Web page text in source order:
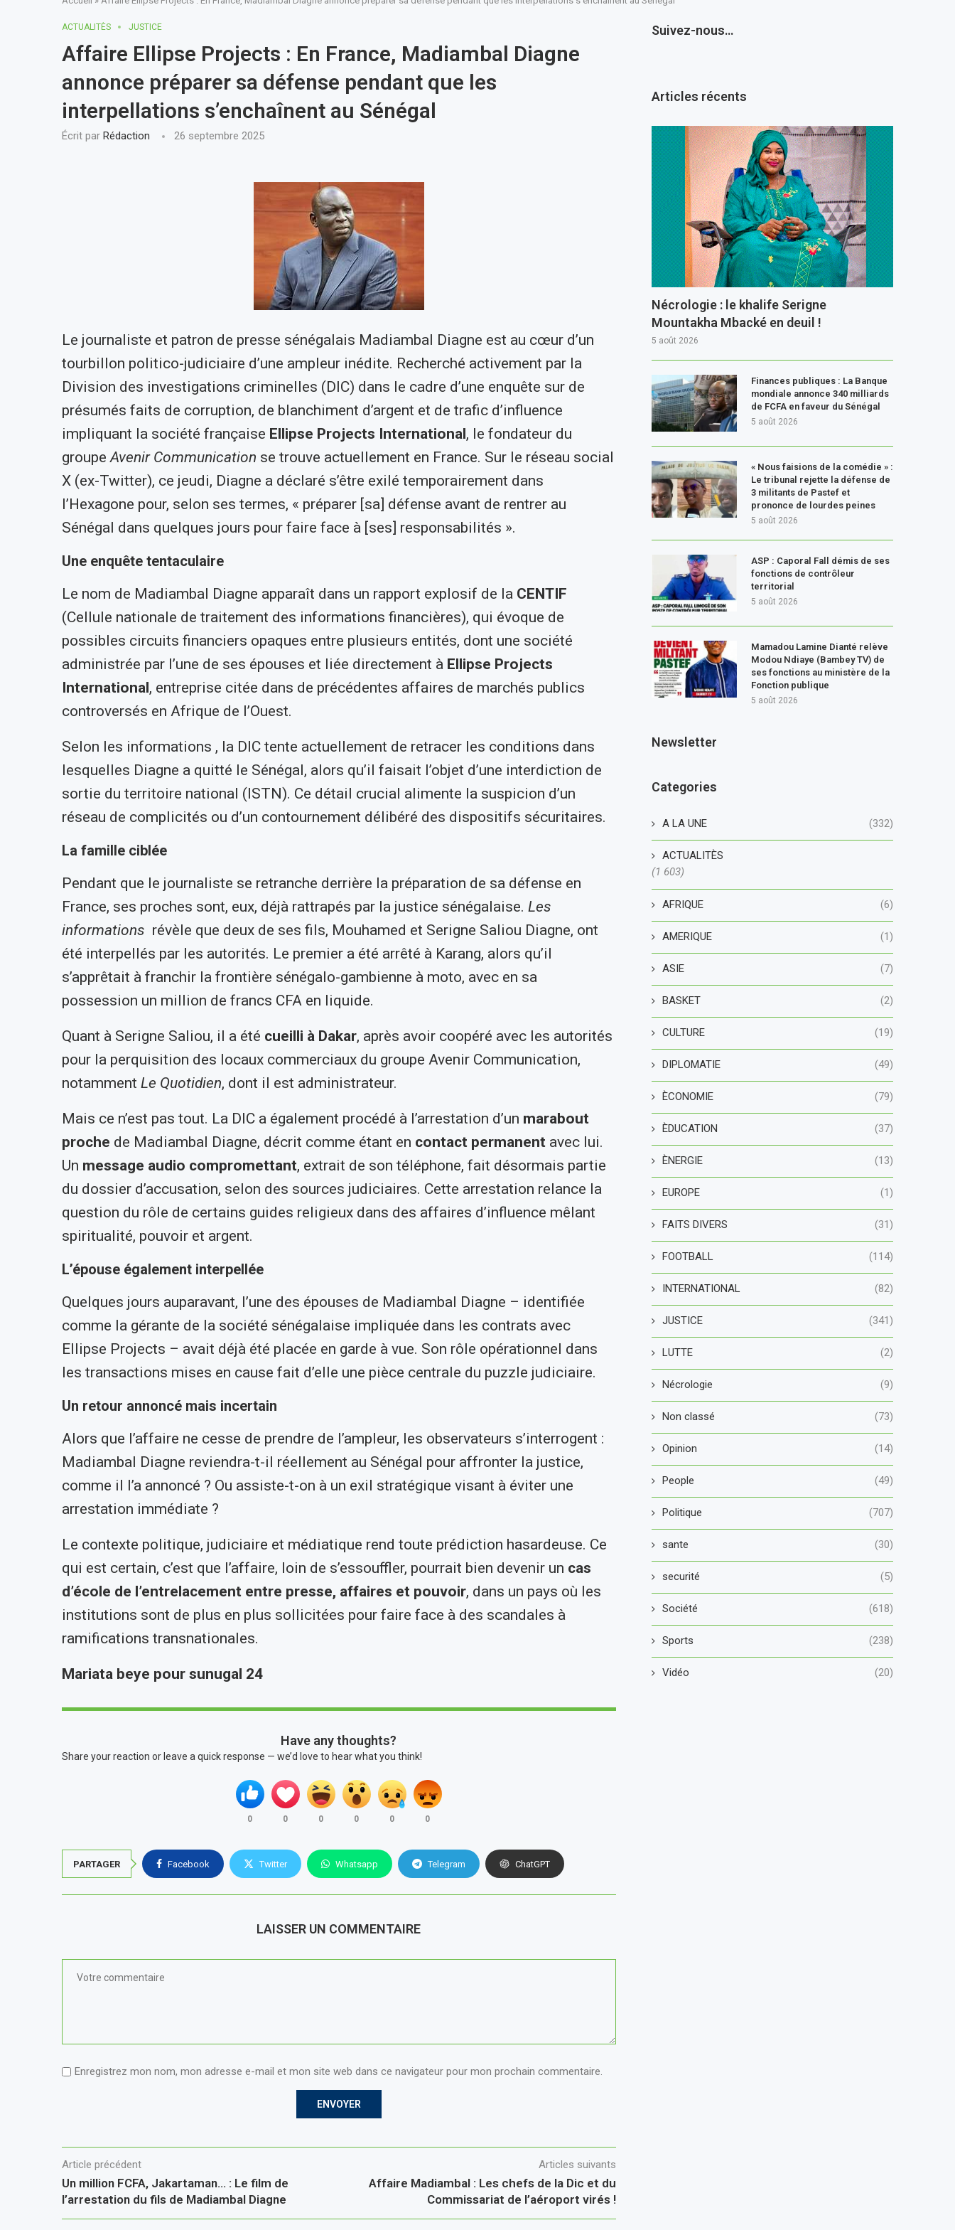
ACTUALITÈS JUSTICE
Affaire Ellipse Projects : En France, Madiambal Diagne
annonce préparer sa défense pendant que les
interpellations s’enchaînent au Sénégal
Écrit par Rédaction 26 septembre 2025
Le journaliste et patron de presse sénégalais Madiambal Diagne est au cœur d’un
tourbillon politico-judiciaire d’une ampleur inédite. Recherché activement par la
Division des investigations criminelles (DIC) dans le cadre d’une enquête sur de
présumés faits de corruption, de blanchiment d’argent et de trafic d’influence
impliquant la société française Ellipse Projects International, le fondateur du
groupeAvenir Communication se trouve actuellement en France. Sur le réseau social
X (ex-Twitter), ce jeudi, Diagne a déclaré s’être exilé temporairement dans
l’Hexagone pour, selon ses termes, « préparer [sa] défense avant de rentrer au
Sénégal dans quelques jours pour faire face à [ses] responsabilités ».
Une enquête tentaculaire
Le nom de Madiambal Diagne apparaît dans un rapport explosif de la CENTIF
(Cellule nationale de traitement des informations financières), qui évoque de
possibles circuits financiers opaques entre plusieurs entités, dont une société
administrée par l’une de ses épouses et liée directement à Ellipse Projects
International, entreprise citée dans de précédentes affaires de marchés publics
controversés en Afrique de l’Ouest.
Selon les informations , la DIC tente actuellement de retracer les conditions dans
lesquelles Diagne a quitté le Sénégal, alors qu’il faisait l’objet d’une interdiction de
sortie du territoire national (ISTN). Ce détail crucial alimente la suspicion d’un
réseau de complicités ou d’un contournement délibéré des dispositifs sécuritaires.
La famille ciblée
Pendant que le journaliste se retranche derrière la préparation de sa défense en
France, ses proches sont, eux, déjà rattrapés par la justice sénégalaise. Les
informations révèle que deux de ses fils, Mouhamed et Serigne Saliou Diagne, ont
été interpellés par les autorités. Le premier a été arrêté à Karang, alors qu’il
s’apprêtait à franchir la frontière sénégalo-gambienne à moto, avec en sa
possession un million de francs CFA en liquide.
Quant à Serigne Saliou, il a été cueilli à Dakar, après avoir coopéré avec les autorités
pour la perquisition des locaux commerciaux du groupe Avenir Communication,
notamment Le Quotidien, dont il est administrateur.
Mais ce n’est pas tout. La DIC a également procédé à l’arrestation d’un marabout
proche de Madiambal Diagne, décrit comme étant en contact permanent avec lui.
Un message audio compromettant, extrait de son téléphone, fait désormais partie
du dossier d’accusation, selon des sources judiciaires. Cette arrestation relance la
question du rôle de certains guides religieux dans des affaires d’influence mêlant
spiritualité, pouvoir et argent.
L’épouse également interpellée
Quelques jours auparavant, l’une des épouses de Madiambal Diagne – identifiée
comme la gérante de la société sénégalaise impliquée dans les contrats avec
Ellipse Projects – avait déjà été placée en garde à vue. Son rôle opérationnel dans
les transactions mises en cause fait d’elle une pièce centrale du puzzle judiciaire.
Un retour annoncé mais incertain
Alors que l’affaire ne cesse de prendre de l’ampleur, les observateurs s’interrogent :
Madiambal Diagne reviendra-t-il réellement au Sénégal pour affronter la justice,
comme il l’a annoncé ? Ou assiste-t-on à un exil stratégique visant à éviter une
arrestation immédiate ?
Le contexte politique, judiciaire et médiatique rend toute prédiction hasardeuse. Ce
qui est certain, c’est que l’affaire, loin de s’essouffler, pourrait bien devenir un cas
d’école de l’entrelacement entre presse, affaires et pouvoir, dans un pays où les
institutions sont de plus en plus sollicitées pour faire face à des scandales à
ramifications transnationales.
Mariata beye pour sunugal 24
Have any thoughts?
Share your reaction or leave a quick response — we’d love to hear what you think!
0 0 0 0 0 0
PARTAGER Facebook Twitter Whatsapp Telegram ChatGPT
LAISSER UN COMMENTAIRE
Enregistrez mon nom, mon adresse e-mail et mon site web dans ce navigateur pour mon prochain commentaire.
Article précédent
Un million FCFA, Jakartaman… : Le film de
l’arrestation du fils de Madiambal Diagne
Articles suivants
Affaire Madiambal : Les chefs de la Dic et du
Commissariat de l’aéroport virés !
Suivez-nous…
Articles récents
Nécrologie : le khalife Serigne
Mountakha Mbacké en deuil !
5 août 2026
Finances publiques : La Banque
mondiale annonce 340 milliards
de FCFA en faveur du Sénégal
5 août 2026
« Nous faisions de la comédie » :
Le tribunal rejette la défense de
3 militants de Pastef et
prononce de lourdes peines
5 août 2026
ASP : Caporal Fall démis de ses
fonctions de contrôleur
territorial
5 août 2026
Mamadou Lamine Dianté relève
Modou Ndiaye (Bambey TV) de
ses fonctions au ministère de la
Fonction publique
5 août 2026
Newsletter
Categories
A LA UNE (332)
ACTUALITÈS
(1 603)
AFRIQUE (6)
AMERIQUE (1)
ASIE (7)
BASKET (2)
CULTURE (19)
DIPLOMATIE (49)
ÈCONOMIE (79)
ÈDUCATION (37)
ÈNERGIE (13)
EUROPE (1)
FAITS DIVERS (31)
FOOTBALL (114)
INTERNATIONAL (82)
JUSTICE (341)
LUTTE (2)
Nécrologie (9)
Non classé (73)
Opinion (14)
People (49)
Politique (707)
sante (30)
securité (5)
Société (618)
Sports (238)
Vidéo (20)